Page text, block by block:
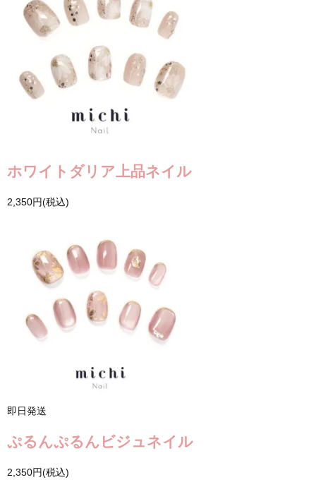
ホワイトダリア上品ネイル
2,350円(税込)
即日発送
ぷるんぷるんビジュネイル
2,350円(税込)